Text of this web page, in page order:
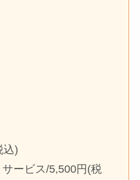
込)
ービス/5,500円(税